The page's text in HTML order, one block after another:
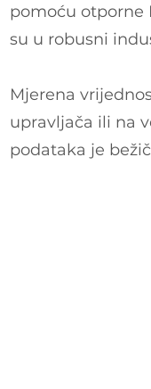
pomoću otporne
su u robusni
Mjerena
upravljača ili na
podataka je